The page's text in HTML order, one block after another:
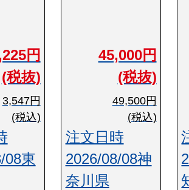
円
(税抜)
3,547円
(税込)
08東
45,000円
(税抜)
49,500円
(税込)
注文日時
2026/08/08神
奈川県